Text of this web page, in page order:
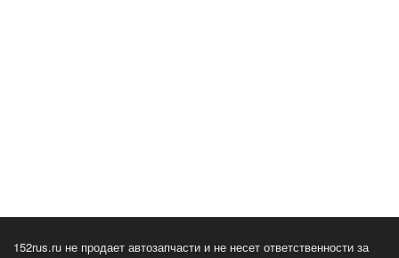
152rus.ru не продает автозапчасти и не несет ответственности за